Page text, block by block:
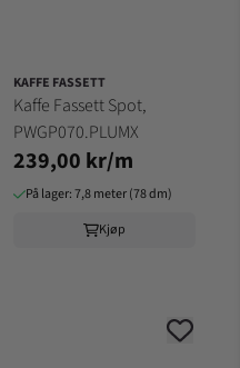
KAFFE FASSETT
Kaffe Fassett Spot,
PWGP070.PLUMX
239,00 kr/m
På lager: 7,8 meter (78 dm)
Kjøp